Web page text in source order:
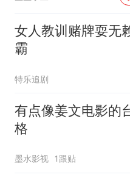
女人教训赌牌耍无
霸
特乐追剧
有点像姜文电影的
格
墨水影视 1跟贴